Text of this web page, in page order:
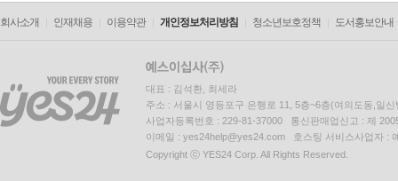
회사소개 인재채용 이용약관 개인정보처리방침 청소년보호정책 도서홍보안내
대표 : 김석환, 최세라
주소 : 서울시 영등포구 은행로 11, 5층~6층(여의도동,일신
사업자등록번호 : 229-81-37000 통신판매업신고 : 제
이메일 : yes24help@yes24.com 호스팅 서비스사업자 :
Copyright ⓒ YES24 Corp. All Rights Reserved.